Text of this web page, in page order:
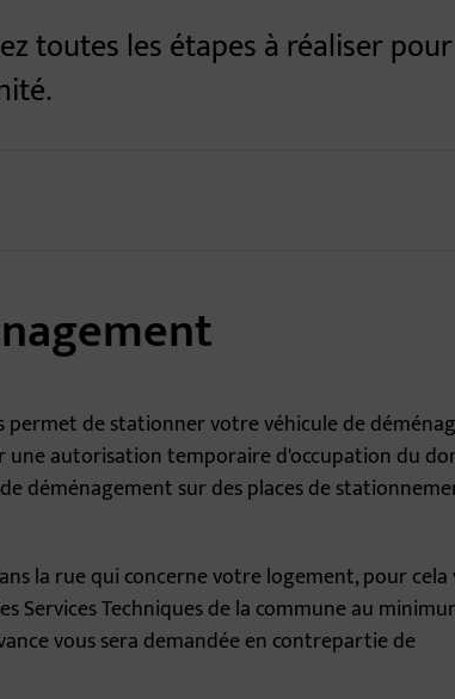
toutes les étapes à réaliser
de stationner votre véhicule de
autorisation temporaire d'occupation du
déménagement sur des places de
la rue qui concerne votre logement, pour cela
Services Techniques de la commune au
vous sera demandée en contrepartie de